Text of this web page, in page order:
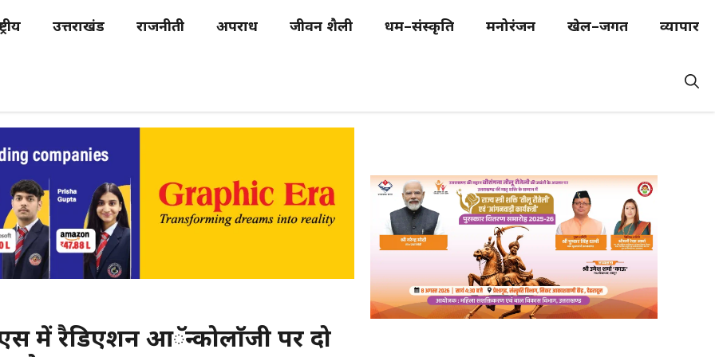
उत्तराखंड राजनीती अपराध जीवन शैली धर्म–संस्कृति मनोरंजन खेल–जगत व्यापार
रैडिएशन आॅन्कोलाॅजी पर दो